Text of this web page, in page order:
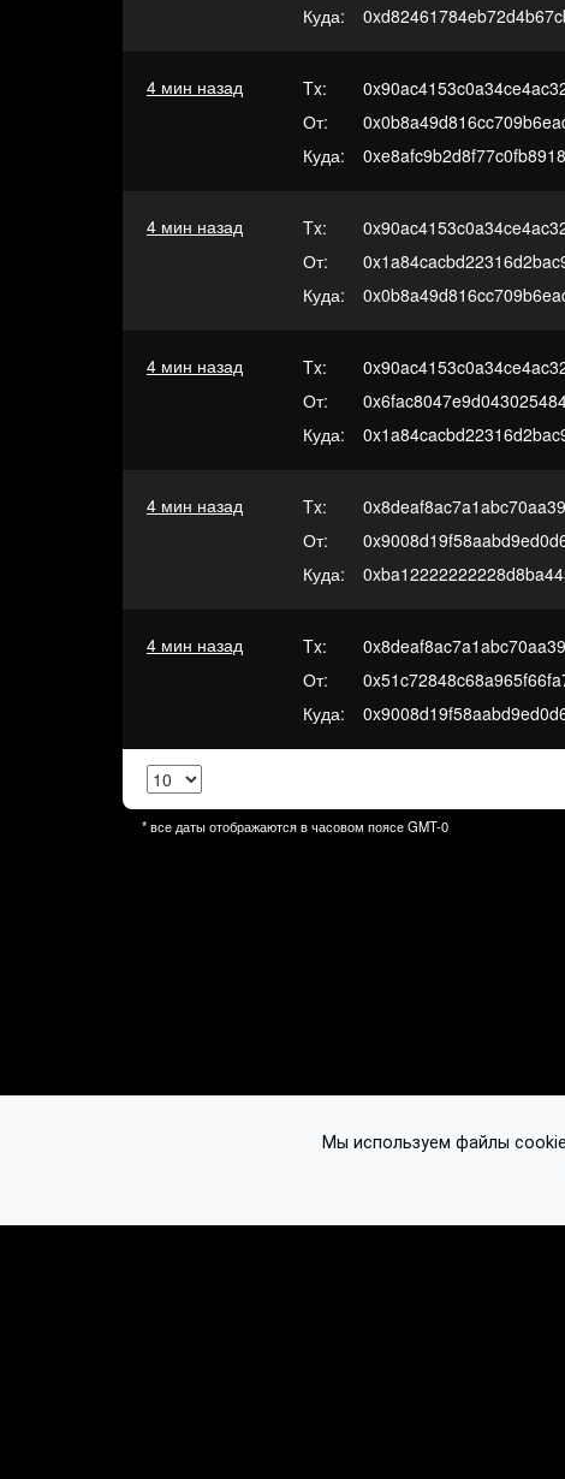
Куда:
4 мин назад Tx:
От:
Куда:
4 мин назад Tx:
От:
Куда:
4 мин назад Tx:
От:
Куда:
4 мин назад Tx:
От:
Куда:
4 мин назад Tx:
От:
Куда:
* все даты отображаются в часовом поясеGMT-0
Мы используем файлы